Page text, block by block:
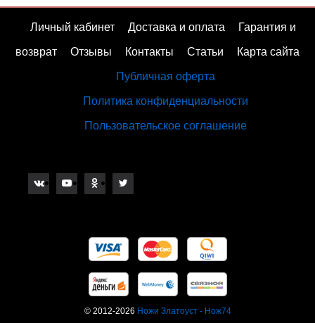
Личный кабинет Доставка и оплата Гарантия и
возврат Отзывы Контакты Статьи Карта сайта
Публичная оферта
Политика конфиденциальности
Пользовательское соглашение
© 2012-2026 Ножи Златоуст - Нож74